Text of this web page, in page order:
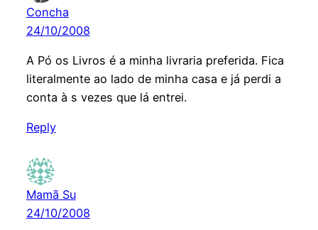
Concha
24/10/2008
A Pó os Livros é a minha livraria preferida. Fica
literalmente ao lado de minha casa e já perdi a
conta à s vezes que lá entrei.
Reply
Mamã Su
24/10/2008